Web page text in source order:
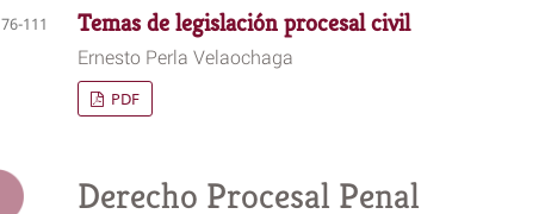
Temas de legislación procesal civil
Ernesto Perla Velaochaga
76-111
PDF
Derecho Procesal Penal